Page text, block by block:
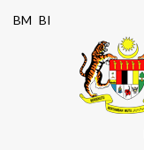
BM BI